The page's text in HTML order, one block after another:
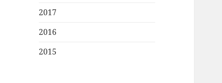
2017
2016
2015